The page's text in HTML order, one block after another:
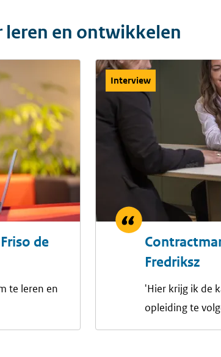
leren en ontwikkelen
de
te leren en
Interview
Fredriksz
'Hier krijg ik de
opleiding te